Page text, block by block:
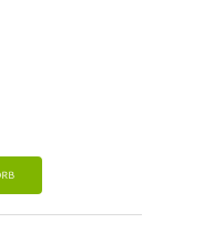
A